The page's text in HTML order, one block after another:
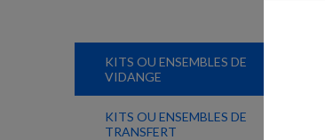
KITS OU ENSEMBLES DE
VIDANGE
KITS OU ENSEMBLES DE
TRANSFERT